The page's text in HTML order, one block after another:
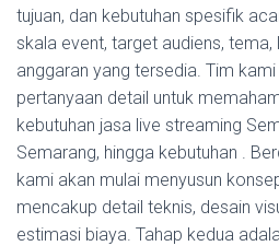
tujuan, dan kebutuhan spesifik
skala event, target audiens, tema,
anggaran yang tersedia. Tim
pertanyaan detail untuk
kebutuhan jasa live streaming
Semarang, hingga kebutuhan .
kami akan mulai menyusun
mencakup detail teknis, desain
estimasi biaya. Tahap kedua